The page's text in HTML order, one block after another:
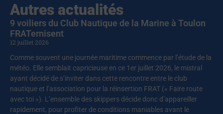
Autres actualités
9 voiliers du Club Nautique de la Marine à Toulon
FRATernisent
12 juillet 2026
Comme souvent une journée maritime commence par l’étude de la
météo. Elle semblait capricieuse en ce 1er juillet 2026, le mistral
ayant décidé de s’inviter dans cette rencontre entre le club
nautique et l’association pour la réinsertion FRAT (« Faire route
avec toi »). L’ensemble des skippers décide donc d’appareiller
rapidement, pour profiter de conditions maniables avant le